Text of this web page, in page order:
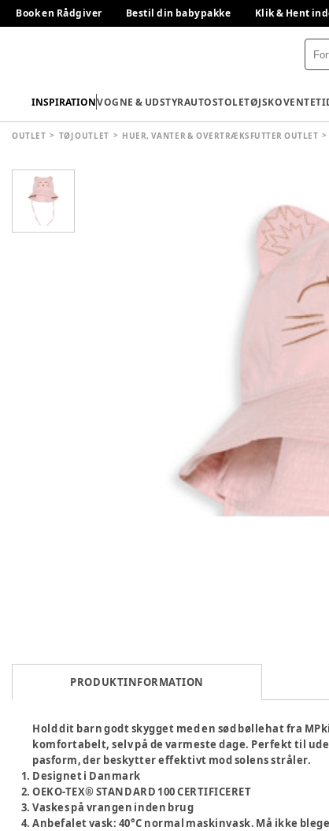
Book en Rådgiver Bestil din babypakke Klik & Hent
INSPIRATIONVOGNE & UDSTYRAUTOSTOLETØJSKO
OUTLET TØJ OUTLET HUER, VANTER & OVERTRÆKSFUTTER OUTLET
PRODUKTINFORMATION
Hold dit barn godt skygget med en sød bøllehat fra
komfortabelt, selv på de varmeste dage. Perfekt til
pasform, der beskytter effektivt mod solens stråler.
Designet i Danmark
OEKO-TEX® STANDARD 100 CERTIFICERET
Vaskes på vrangen inden brug
Anbefalet vask: 40°C normal maskinvask. Må ikke